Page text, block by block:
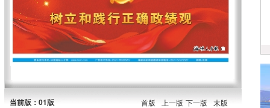
当前版：01版 首版 上一版 下一版 末版